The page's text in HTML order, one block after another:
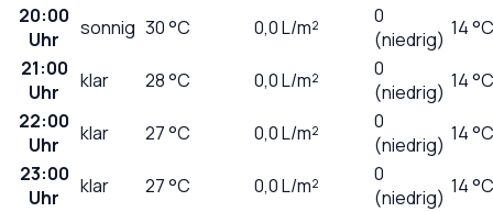
20:00
Uhr
sonnig 30°C 0,0L/m²
0
(niedrig) 14 °C
21:00
Uhr
klar 28°C 0,0L/m²
0
(niedrig) 14 °C
22:00
Uhr
klar 27°C 0,0L/m²
0
(niedrig) 14 °C
23:00
Uhr
klar 27°C 0,0L/m²
0
(niedrig) 14 °C